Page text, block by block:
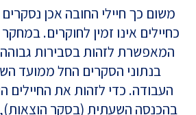
משום כך חיילי החובה אכן
כחיילים אינו זמין לחוקרים.
המאפשרת לזהות בסבירות גבוהה
בנתוני הסקרים החל ממועד
העבודה. כדי לזהות את
בהכנסה השעתית (בסקר